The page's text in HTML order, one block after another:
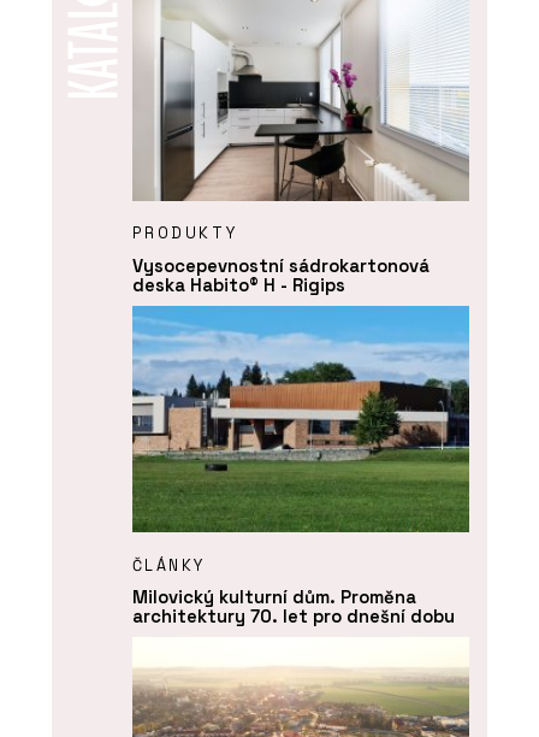
PRODUKTY
Vysocepevnostní sádrokartonová
deska Habito® H - Rigips
ČLÁNKY
Milovický kulturní dům. Proměna
architektury 70. let pro dnešní dobu